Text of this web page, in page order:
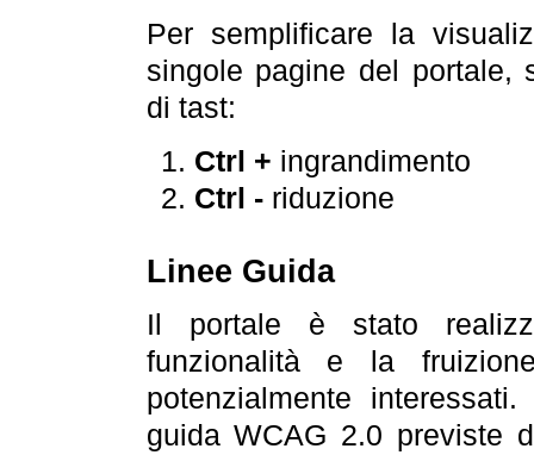
Per semplificare la
singole pagine del portale,
di tast:
Ctrl + ingrandimento
Ctrl -riduzione
Linee Guida
Il portale è stato
funzionalità e la
potenzialmente
guida WCAG 2.0 previste